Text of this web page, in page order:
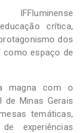
IFFluminense
crítica,
dos
como espaço de
magna com o
de Minas Gerais
temáticas,
experiências